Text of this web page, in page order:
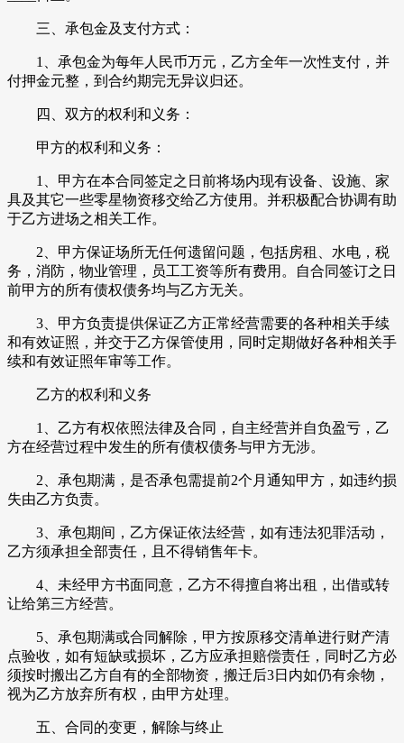
三、承包金及支付方式：
1、承包金为每年人民币万元，乙方全年一次性支付，并
付押金元整，到合约期完无异议归还。
四、双方的权利和义务：
甲方的权利和义务：
1、甲方在本合同签定之日前将场内现有设备、设施、家
具及其它一些零星物资移交给乙方使用。并积极配合协调有助
于乙方进场之相关工作。
2、甲方保证场所无任何遗留问题，包括房租、水电，税
务，消防，物业管理，员工工资等所有费用。自合同签订之日
前甲方的所有债权债务均与乙方无关。
3、甲方负责提供保证乙方正常经营需要的各种相关手续
和有效证照，并交于乙方保管使用，同时定期做好各种相关手
续和有效证照年审等工作。
乙方的权利和义务
1、乙方有权依照法律及合同，自主经营并自负盈亏，乙
方在经营过程中发生的所有债权债务与甲方无涉。
2、承包期满，是否承包需提前2个月通知甲方，如违约损
失由乙方负责。
3、承包期间，乙方保证依法经营，如有违法犯罪活动，
乙方须承担全部责任，且不得销售年卡。
4、未经甲方书面同意，乙方不得擅自将出租，出借或转
让给第三方经营。
5、承包期满或合同解除，甲方按原移交清单进行财产清
点验收，如有短缺或损坏，乙方应承担赔偿责任，同时乙方必
须按时搬出乙方自有的全部物资，搬迁后3日内如仍有余物，
视为乙方放弃所有权，由甲方处理。
五、合同的变更，解除与终止